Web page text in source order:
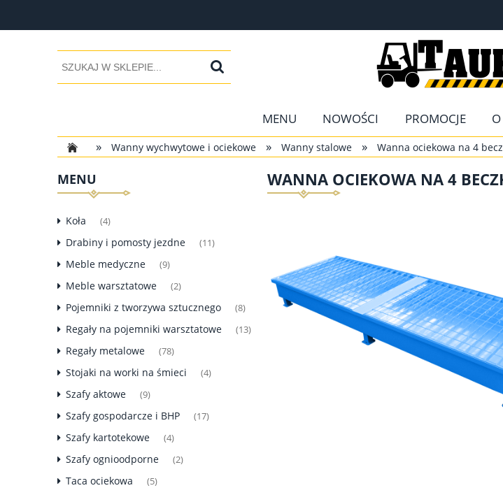
MENU NOWOŚCI PROMOCJE
»
Wanny wychwytowe i ociekowe » Wanny stalowe » Wanna ociekowa na 4
MENU
Koła (4)
Drabiny i pomosty jezdne (11)
Meble medyczne (9)
Meble warsztatowe (2)
Pojemniki z tworzywa sztucznego (8)
Regały na pojemniki warsztatowe (13)
Regały metalowe (78)
Stojaki na worki na śmieci (4)
Szafy aktowe (9)
Szafy gospodarcze i BHP (17)
Szafy kartotekowe (4)
Szafy ognioodporne (2)
Taca ociekowa (5)
WANNA OCIEKOWA NA 4